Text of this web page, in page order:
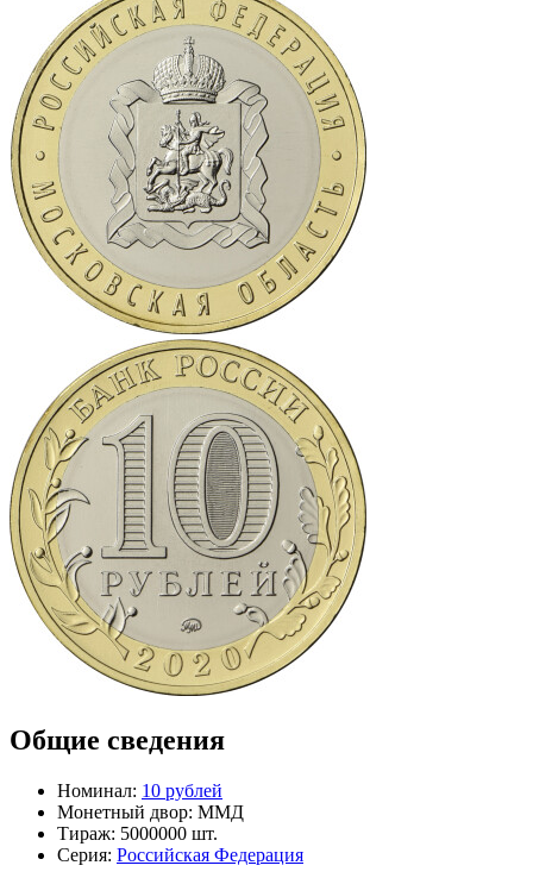
Общие сведения
Номинал: 10 рублей
Монетный двор: ММД
Тираж: 5000000 шт.
Серия: Российская Федерация